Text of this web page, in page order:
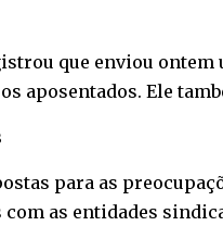
que enviou
aposentados. Ele
para as
com as entidades